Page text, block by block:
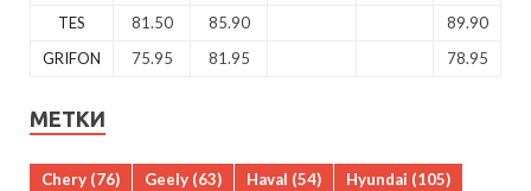
TES
81.50 85.90
89.90
GRIFON
75.95 81.95 78.95
МЕТКИ
Chery (76) Geely (63) Haval (54) Hyundai (105)